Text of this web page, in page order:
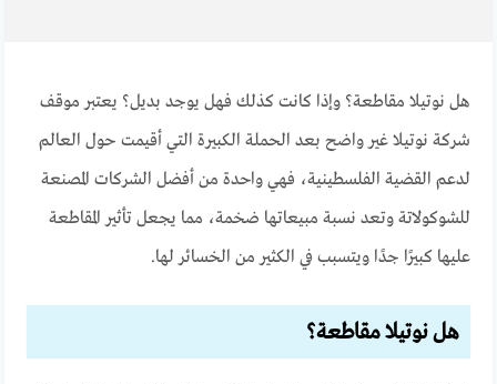
هل نوتيلا مقاطعة؟ وإذا كانت كذلك فهل يوجد بديل؟ يعتبر موقف
شركة نوتيلا غير واضح بعد الحملة الكبيرة التي أقيمت حول العالم
لدعم القضية الفلسطينية، فهي واحدة من أفضل الشركات المصنعة
للشوكولاتة وتعد نسبة مبيعاتها ضخمة، مما يجعل تأثير المقاطعة
عليها كبيرًا جدًا ويتسبب في الكثير من الخسائر لها.
هل نوتيلا مقاطعة؟